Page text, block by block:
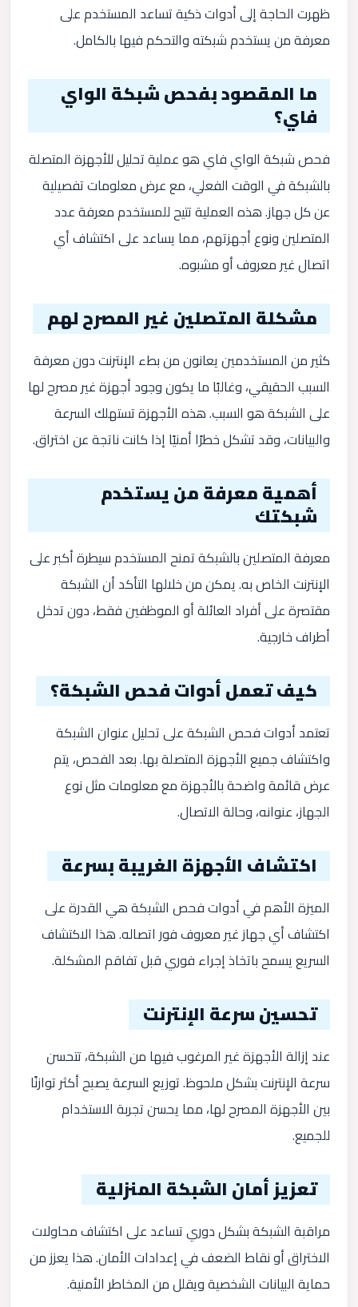
ظهرت الحاجة إلى أدوات ذكية تساعد المستخدم على
معرفة من يستخدم شبكته والتحكم فيها بالكامل.
ما المقصود بفحص شبكة الواي
فاي؟
فحص شبكة الواي فاي هو عملية تحليل للأجهزة المتصلة
بالشبكة في الوقت الفعلي، مع عرض معلومات تفصيلية
عن كل جهاز. هذه العملية تتيح للمستخدم معرفة عدد
المتصلين ونوع أجهزتهم، مما يساعد على اكتشاف أي
اتصال غير معروف أو مشبوه.
مشكلة المتصلين غير المصرح لهم
كثير من المستخدمين يعانون من بطء الإنترنت دون معرفة
السبب الحقيقي، وغالبًا ما يكون وجود أجهزة غير مصرح لها
على الشبكة هو السبب. هذه الأجهزة تستهلك السرعة
والبيانات، وقد تشكل خطرًا أمنيًا إذا كانت ناتجة عن اختراق.
أهمية معرفة من يستخدم
شبكتك
معرفة المتصلين بالشبكة تمنح المستخدم سيطرة أكبر على
الإنترنت الخاص به. يمكن من خلالها التأكد أن الشبكة
مقتصرة على أفراد العائلة أو الموظفين فقط، دون تدخل
أطراف خارجية.
كيف تعمل أدوات فحص الشبكة؟
تعتمد أدوات فحص الشبكة على تحليل عنوان الشبكة
واكتشاف جميع الأجهزة المتصلة بها. بعد الفحص، يتم
عرض قائمة واضحة بالأجهزة مع معلومات مثل نوع
الجهاز، عنوانه، وحالة الاتصال.
اكتشاف الأجهزة الغريبة بسرعة
الميزة الأهم في أدوات فحص الشبكة هي القدرة على
اكتشاف أي جهاز غير معروف فور اتصاله. هذا الاكتشاف
السريع يسمح باتخاذ إجراء فوري قبل تفاقم المشكلة.
تحسين سرعة الإنترنت
عند إزالة الأجهزة غير المرغوب فيها من الشبكة، تتحسن
سرعة الإنترنت بشكل ملحوظ. توزيع السرعة يصبح أكثر توازنًا
بين الأجهزة المصرح لها، مما يحسن تجربة الاستخدام
للجميع.
تعزيز أمان الشبكة المنزلية
مراقبة الشبكة بشكل دوري تساعد على اكتشاف محاولات
الاختراق أو نقاط الضعف في إعدادات الأمان. هذا يعزز من
حماية البيانات الشخصية ويقلل من المخاطر الأمنية.